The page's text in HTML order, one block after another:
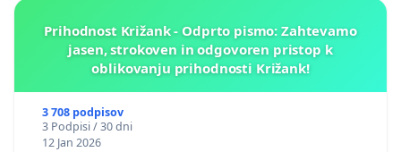
Prihodnost Križank - Odprto pismo: Zahtevamo
jasen, strokoven in odgovoren pristop k
oblikovanju prihodnosti Križank!
3 708 podpisov
3 Podpisi / 30 dni
12 Jan 2026